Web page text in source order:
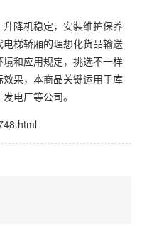
降机稳定，安裝维护保养
梯轿厢的理想化货品输送
和应用规定，挑选不一样
果，本商品关键运用于库
电厂等公司。